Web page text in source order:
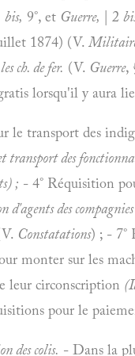
bis, 9°, et Guerre, | 2
1874) (V.
ch. de fer. (V. Guerre,
lorsqu'il y aura
le transport des
transport des
; - 4° Réquisition
d'agents des compagnies
Constatations) ; - 7°
monter sur les
leur circonscription
pour le
des colis. - Dans la